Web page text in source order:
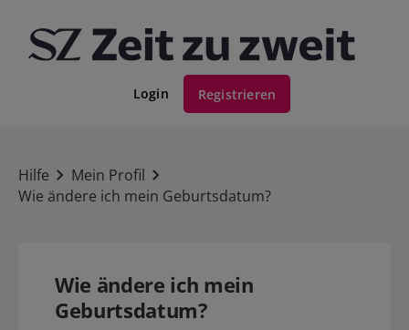
Login Registrieren
Hilfe
Mein Profil
Wie ändere ich mein Geburtsdatum?
Wie ändere ich mein
Geburtsdatum?